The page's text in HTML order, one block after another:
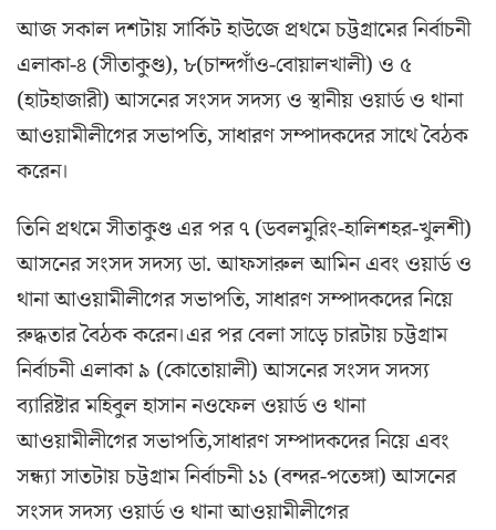
আজ সকাল দশটায় সার্কিট হাউজে প্রথমে চট্টগ্রামের নির্বাচনী
এলাকা-৪ (সীতাকুণ্ড), ৮(চান্দগাঁও-বোয়ালখালী) ও ৫
(হাটহাজারী) আসনের সংসদ সদস্য ও স্থানীয় ওয়ার্ড ও থানা
আওয়ামীলীগের সভাপতি, সাধারণ সম্পাদকদের সাথে বৈঠক
করেন।
তিনি প্রথমে সীতাকুণ্ড এর পর ৭ (ডবলমুরিং-হালিশহর-খুলশী)
আসনের সংসদ সদস্য ডা. আফসারুল আমিন এবং ওয়ার্ড ও
থানা আওয়ামীলীগের সভাপতি, সাধারণ সম্পাদকদের নিয়ে
রুদ্ধতার বৈঠক করেন।এর পর বেলা সাড়ে চারটায় চট্টগ্রাম
নির্বাচনী এলাকা ৯ (কোতোয়ালী) আসনের সংসদ সদস্য
ব্যারিষ্টার মহিবুল হাসান নওফেল ওয়ার্ড ও থানা
আওয়ামীলীগের সভাপতি,সাধারণ সম্পাদকদের নিয়ে এবং
সন্ধ্যা সাতটায় চট্টগ্রাম নির্বাচনী ১১ (বন্দর-পতেঙ্গা) আসনের
সংসদ সদস্য ওয়ার্ড ও থানা আওয়ামীলীগের